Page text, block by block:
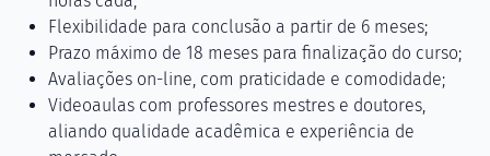
Flexibilidade para conclusão a partir de 6 meses;
Prazo máximo de 18 meses para finalização do curso;
Avaliações on-line, com praticidade e comodidade;
Videoaulas com professores mestres e doutores,
aliando qualidade acadêmica e experiência de